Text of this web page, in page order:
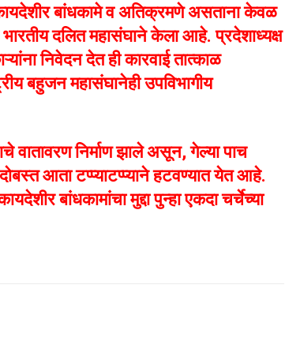
बांधकामे व अतिक्रमणे असताना केवळ
दलित महासंघाने केला आहे. प्रदेशाध्यक्ष
निवेदन देत ही कारवाई तात्काळ
बहुजन महासंघानेही उपविभागीय
वातावरण निर्माण झाले असून, गेल्या पाच
आता टप्प्याटप्प्याने हटवण्यात येत आहे.
बांधकामांचा मुद्दा पुन्हा एकदा चर्चेच्या